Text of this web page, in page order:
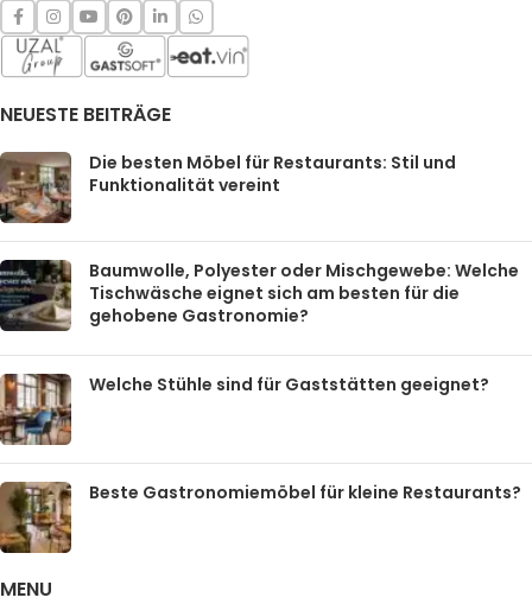
NEUESTE BEITRÄGE
Die besten Möbel für Restaurants: Stil und
Funktionalität vereint
Baumwolle, Polyester oder Mischgewebe: Welche
Tischwäsche eignet sich am besten für die
gehobene Gastronomie?
Welche Stühle sind für Gaststätten geeignet?
Beste Gastronomiemöbel für kleine Restaurants?
MENU